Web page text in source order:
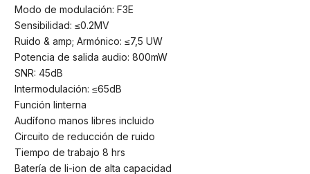
Modo de modulación: F3E
Sensibilidad: ≤0.2MV
Ruido & amp; Armónico: ≤7,5 UW
Potencia de salida audio: 800mW
SNR: 45dB
Intermodulación: ≤65dB
Función linterna
Audífono manos libres incluido
Circuito de reducción de ruido
Tiempo de trabajo 8 hrs
Batería de li-ion de alta capacidad